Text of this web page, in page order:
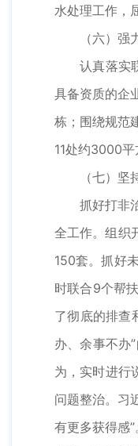
水处理工作，
（六）强力
认真落实联
具备资质的企
栋；围绕规范
11处约3000平
（七）坚持
抓好打非治
全工作。组织
150套。抓好
时联合9个帮
了彻底的排查
办、余事不办
为，实时进行
问题整治。习
有更多获得感